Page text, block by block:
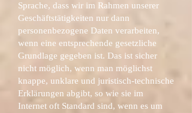
Sprache, dass wir im Rahmen unserer
Geschäftstätigkeiten nur dann
personenbezogene Daten verarbeiten,
wenn eine entsprechende gesetzliche
Grundlage gegeben ist. Das ist sicher
nicht möglich, wenn man möglichst
knappe, unklare und juristisch-technische
Erklärungen abgibt, so wie sie im
Internet oft Standard sind, wenn es um